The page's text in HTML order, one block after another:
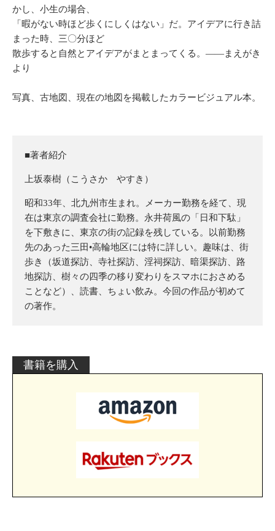
かし、小生の場合、
「暇がない時ほど歩くにしくはない」だ。アイデアに行き詰
まった時、三〇分ほど
散歩すると自然とアイデアがまとまってくる。 ――まえがき
より
写真、古地図、現在の地図を掲載したカラービジュアル本。
■著者紹介
上坂泰樹（こうさか やすき）
昭和33年、北九州市生まれ。メーカー勤務を経て、現
在は東京の調査会社に勤務。永井荷風の「日和下駄」
を下敷きに、東京の街の記録を残している。以前勤務
先のあった三田•高輪地区には特に詳しい。趣味は、街
歩き（坂道探訪、寺社探訪、淫祠探訪、暗渠探訪、路
地探訪、樹々の四季の移り変わりをスマホにおさめる
ことなど）、読書、ちょい飲み。今回の作品が初めて
の著作。
書籍を購入